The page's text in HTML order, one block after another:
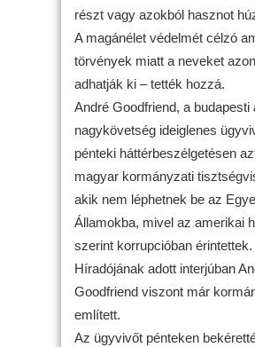
részt vagy azokból hasznot
A magánélet védelmét célzó
törvények miatt a neveket
adhatják ki – tették hozzá.
André Goodfriend, a budapesti
nagykövetség ideiglenes
pénteki háttérbeszélgetésen
magyar kormányzati
akik nem léphetnek be az
Államokba, mivel az amerikai
szerint korrupcióban érintettek.
Híradójának adott interjúban
Goodfriend viszont már
említett.
Az ügyvivőt pénteken